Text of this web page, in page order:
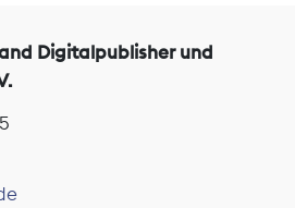
Digitalpublisher und